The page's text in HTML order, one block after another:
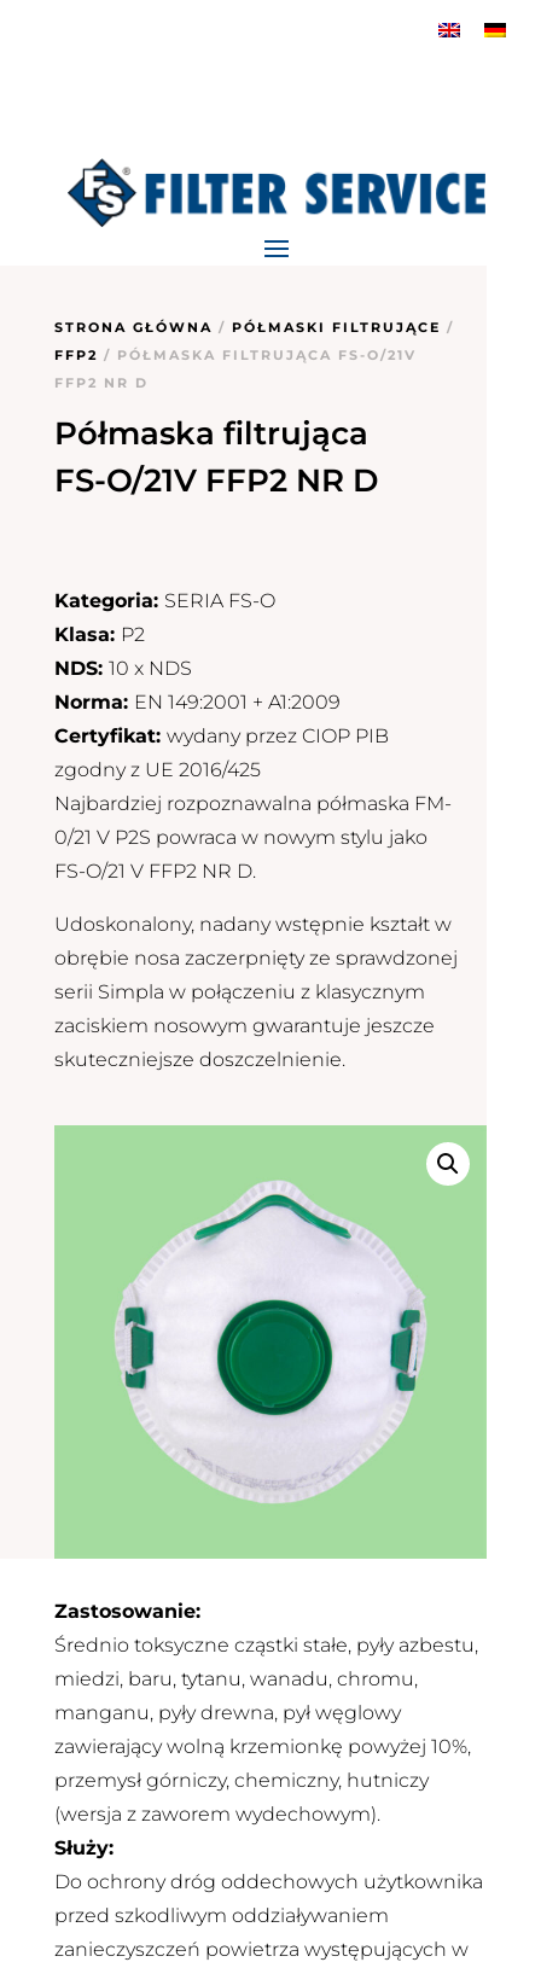
STRONA GŁÓWNA / PÓŁMASKI FILTRUJĄCE /
FFP2 / PÓŁMASKA FILTRUJĄCA FS-O/21V
FFP2 NR D
Półmaska filtrująca
FS-O/21V FFP2 NR D
Kategoria: SERIA FS-O
Klasa: P2
NDS: 10 x NDS
Norma: EN 149:2001 + A1:2009
Certyfikat: wydany przez CIOP PIB
zgodny z UE 2016/425
Najbardziej rozpoznawalna półmaska FM-
0/21 V P2S powraca w nowym stylu jako
FS-O/21 V FFP2 NR D.
Udoskonalony, nadany wstępnie kształt w
obrębie nosa zaczerpnięty ze sprawdzonej
serii Simpla w połączeniu z klasycznym
zaciskiem nosowym gwarantuje jeszcze
skuteczniejsze doszczelnienie.
Zastosowanie:
Średnio toksyczne cząstki stałe, pyły azbestu,
miedzi, baru, tytanu, wanadu, chromu,
manganu, pyły drewna, pył węglowy
zawierający wolną krzemionkę powyżej 10%,
przemysł górniczy, chemiczny, hutniczy
(wersja z zaworem wydechowym).
Służy:
Do ochrony dróg oddechowych użytkownika
przed szkodliwym oddziaływaniem
zanieczyszczeń powietrza występujących w